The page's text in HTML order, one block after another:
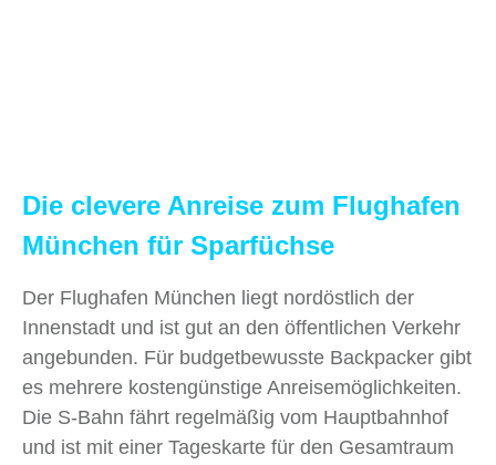
Die clevere Anreise zum Flughafen
München für Sparfüchse
Der Flughafen München liegt nordöstlich der
Innenstadt und ist gut an den öffentlichen Verkehr
angebunden. Für budgetbewusste Backpacker gibt
es mehrere kostengünstige Anreisemöglichkeiten.
Die S-Bahn fährt regelmäßig vom Hauptbahnhof
und ist mit einer Tageskarte für den Gesamtraum